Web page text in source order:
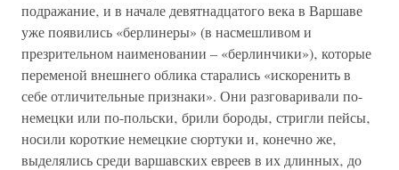
подражание‚ и в начале девятнадцатого века в Варшаве
уже появились «берлинеры» (в насмешливом и
презрительном наименовании – «берлинчики»)‚ которые
переменой внешнего облика старались «искоренить в
себе отличительные признаки». Они разговаривали по-
немецки или по-польски‚ брили бороды‚ стригли пейсы‚
носили короткие немецкие сюртуки и‚ конечно же‚
выделялись среди варшавских евреев в их длинных‚ до